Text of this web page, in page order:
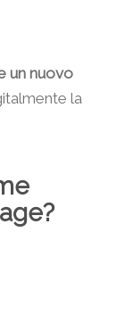
un nuovo
la